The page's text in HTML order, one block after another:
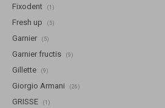
Fixodent (1)
Fresh up (5)
Garnier (5)
Garnier fructis (9)
Gillette (9)
Giorgio Armani (26)
GRISSE (1)